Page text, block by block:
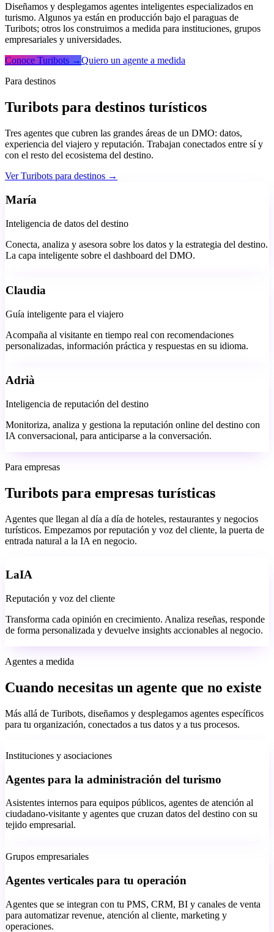
Diseñamos y desplegamos agentes inteligentes especializados en
turismo. Algunos ya están en producción bajo el paraguas de
Turibots; otros los construimos a medida para instituciones, grupos
empresariales y universidades.
Conoce Turibots →Quiero un agente a medida
Para destinos
Turibots para destinos turísticos
Tres agentes que cubren las grandes áreas de un DMO: datos,
experiencia del viajero y reputación. Trabajan conectados entre sí y
con el resto del ecosistema del destino.
Ver Turibots para destinos →
María
Inteligencia de datos del destino
Conecta, analiza y asesora sobre los datos y la estrategia del destino.
La capa inteligente sobre el dashboard del DMO.
Claudia
Guía inteligente para el viajero
Acompaña al visitante en tiempo real con recomendaciones
personalizadas, información práctica y respuestas en su idioma.
Adrià
Inteligencia de reputación del destino
Monitoriza, analiza y gestiona la reputación online del destino con
IA conversacional, para anticiparse a la conversación.
Para empresas
Turibots para empresas turísticas
Agentes que llegan al día a día de hoteles, restaurantes y negocios
turísticos. Empezamos por reputación y voz del cliente, la puerta de
entrada natural a la IA en negocio.
LaIA
Reputación y voz del cliente
Transforma cada opinión en crecimiento. Analiza reseñas, responde
de forma personalizada y devuelve insights accionables al negocio.
Agentes a medida
Cuando necesitas un agente que no existe
Más allá de Turibots, diseñamos y desplegamos agentes específicos
para tu organización, conectados a tus datos y a tus procesos.
Instituciones y asociaciones
Agentes para la administración del turismo
Asistentes internos para equipos públicos, agentes de atención al
ciudadano-visitante y agentes que cruzan datos del destino con su
tejido empresarial.
Grupos empresariales
Agentes verticales para tu operación
Agentes que se integran con tu PMS, CRM, BI y canales de venta
para automatizar revenue, atención al cliente, marketing y
operaciones.